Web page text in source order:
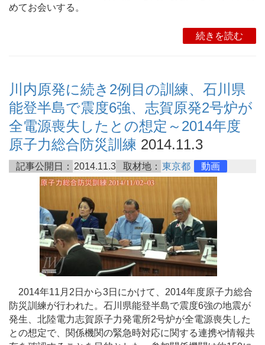
めてお会いする。
続きを読む
川内原発に続き2例目の訓練、石川県
能登半島で震度6強、志賀原発2号炉が
全電源喪失したとの想定～2014年度
原子力総合防災訓練 2014.11.3
記事公開日： 2014.11.3 取材地： 東京都 動画
2014年11月2日から3日にかけて、2014年度原子力総合
防災訓練が行われた。石川県能登半島で震度6強の地震が
発生、北陸電力志賀原子力発電所2号炉が全電源喪失した
との想定で、関係機関の緊急時対応に関する連携や情報共